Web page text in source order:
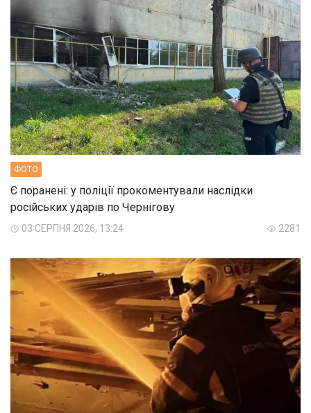
ФОТО
Є поранені: у поліції прокоментували наслідки
російських ударів по Чернігову
03 СЕРПНЯ 2026, 13:24 2281